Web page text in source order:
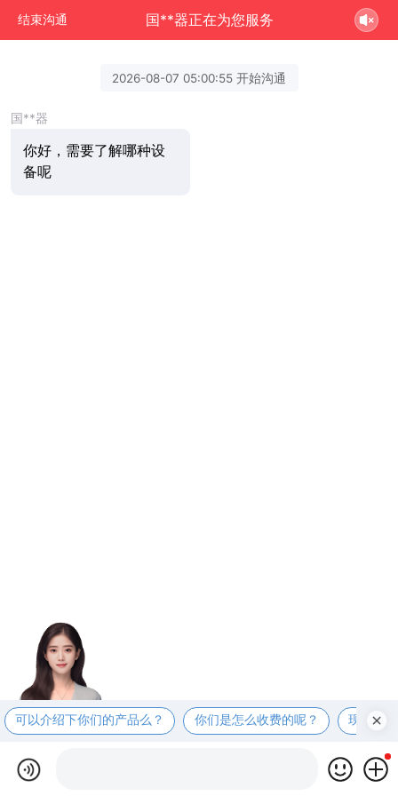
结束沟通 国**器正在为您服务
2026-08-07 05:00:55 开始沟通
国**器
你好，需要了解哪种设
备呢
可以介绍下你们的产品么？ 你们是怎么收费的呢？ 现在有